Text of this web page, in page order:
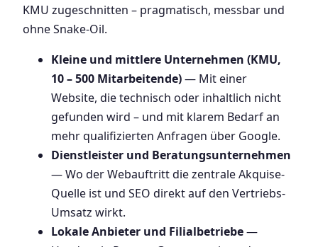
KMU zugeschnitten – pragmatisch, messbar und
ohne Snake-Oil.
Kleine und mittlere Unternehmen (KMU,
10 – 500 Mitarbeitende)— Mit einer
Website, die technisch oder inhaltlich nicht
gefunden wird – und mit klarem Bedarf an
mehr qualifizierten Anfragen über Google.
Dienstleister und Beratungsunternehmen
— Wo der Webauftritt die zentrale Akquise-
Quelle ist und SEO direkt auf den Vertriebs-
Umsatz wirkt.
Lokale Anbieter und Filialbetriebe—